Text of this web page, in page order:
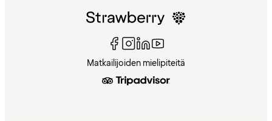
Matkailijoiden mielipiteitä